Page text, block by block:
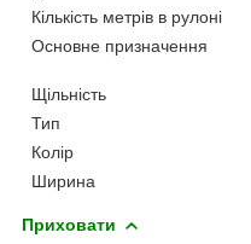
Кількість метрів в рулоні
Основне призначення
Щільність
Тип
Колір
Ширина
Приховати